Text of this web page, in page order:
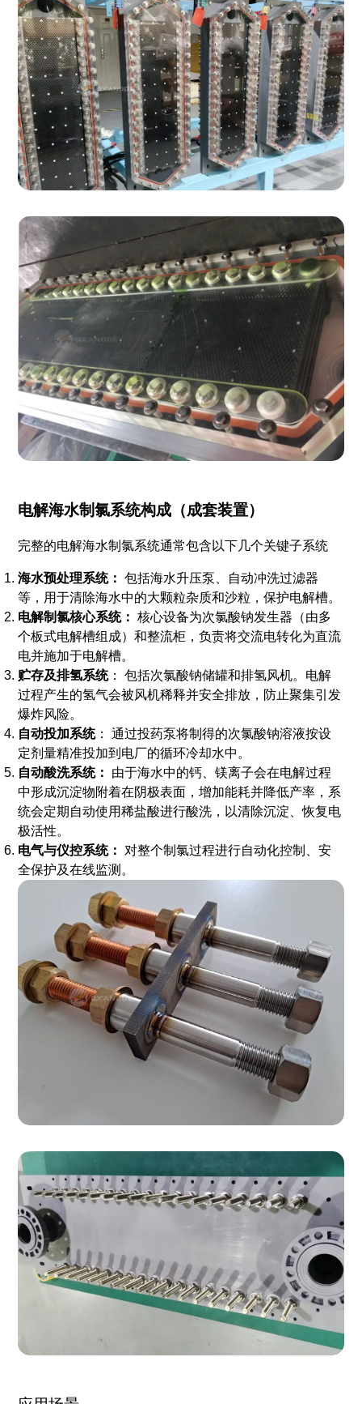
电解海水制氯系统构成（成套装置）
完整的电解海水制氯系统通常包含以下几个关键子系统
海水预处理系统： 包括海水升压泵、自动冲洗过滤器
等，用于清除海水中的大颗粒杂质和沙粒，保护电解槽。
电解制氯核心系统： 核心设备为次氯酸钠发生器（由多
个板式电解槽组成）和整流柜，负责将交流电转化为直流
电并施加于电解槽。
贮存及排氢系统： 包括次氯酸钠储罐和排氢风机。电解
过程产生的氢气会被风机稀释并安全排放，防止聚集引发
爆炸风险。
自动投加系统： 通过投药泵将制得的次氯酸钠溶液按设
定剂量精准投加到电厂的循环冷却水中。
自动酸洗系统：
由于海水中的钙、镁离子会在电解过程
中形成沉淀物附着在阴极表面，增加能耗并降低产率，系
统会定期自动使用稀盐酸进行酸洗，以清除沉淀、恢复电
极活性。
电气与仪控系统：
对整个制氯过程进行自动化控制、安
全保护及在线监测。